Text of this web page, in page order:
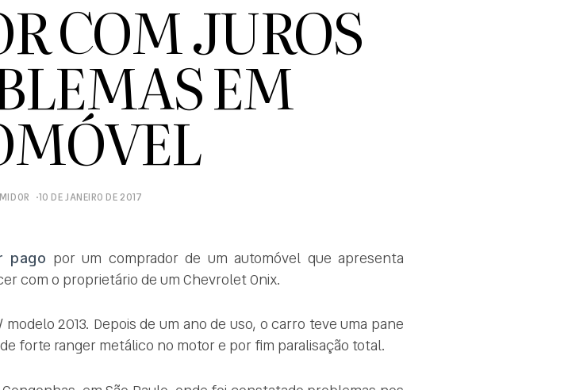
COM JUROS
EM
10 DE JANEIRO DE 2017
pago por um comprador de um automóvel que apresenta
com o proprietário de um Chevrolet Onix.
2013. Depois de um ano de uso, o carro teve uma pane
forte ranger metálico no motor e por fim paralisação total.